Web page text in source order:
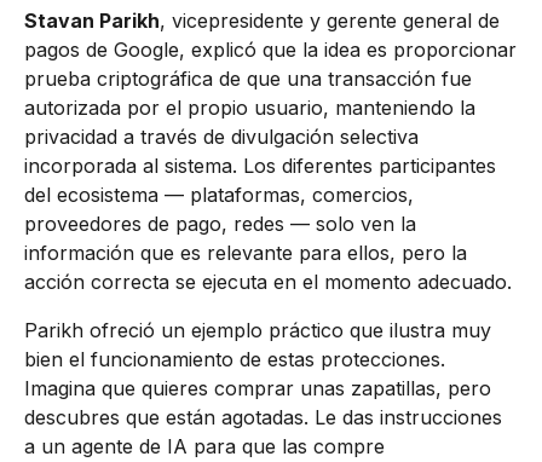
Stavan Parikh, vicepresidente y gerente general de
pagos de Google, explicó que la idea es proporcionar
prueba criptográfica de que una transacción fue
autorizada por el propio usuario, manteniendo la
privacidad a través de divulgación selectiva
incorporada al sistema. Los diferentes participantes
del ecosistema — plataformas, comercios,
proveedores de pago, redes — solo ven la
información que es relevante para ellos, pero la
acción correcta se ejecuta en el momento adecuado.
Parikh ofreció un ejemplo práctico que ilustra muy
bien el funcionamiento de estas protecciones.
Imagina que quieres comprar unas zapatillas, pero
descubres que están agotadas. Le das instrucciones
a un agente de IA para que las compre